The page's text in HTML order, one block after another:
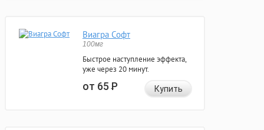
Виагра Софт
100мг
Быстрое наступление эффекта,
уже через 20 минут.
от 65Р Купить